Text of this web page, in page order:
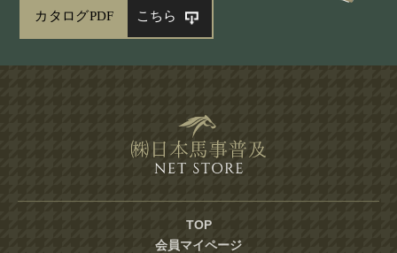
カタログPDF こちら
TOP
会員マイページ